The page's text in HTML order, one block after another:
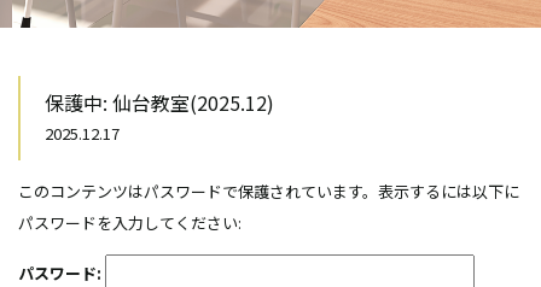
保護中: 仙台教室(2025.12)
2025.12.17
このコンテンツはパスワードで保護されています。表示するには以下に
パスワードを入力してください:
パスワード: